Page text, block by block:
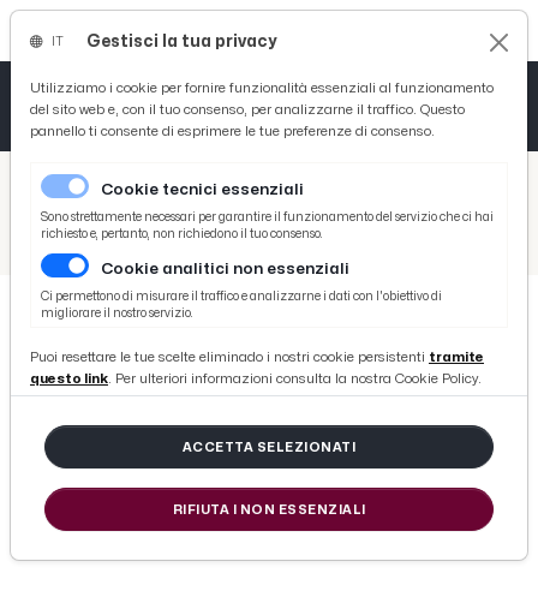
/ Picenotime
/ Ascoli Time
Ascoli Calcio, Eramo entra in diffida. Lombardi salterà la gara del “Del Duca” del 10 Luglio
Ascoli Calcio, Eramo entra in
diffida. Lombardi salterà la gara
del “Del Duca” del 10 Luglio
di Redazione Picenotime
Gestisci la tua privacy
Utilizziamo i cookie per fornire funzionalità essenziali al funzionamento
del sito web e, con il tuo consenso, per analizzarne il traffico. Questo
pannello ti consente di esprimere le tue preferenze di consenso.
Cookie tecnici essenziali
Sono strettamente necessari per garantire il funzionamento del servizio che ci hai
richiesto e, pertanto, non richiedono il tuo consenso.
Cookie analitici non essenziali
Ci permettono di misurare il traffico e analizzarne i dati con l'obiettivo di
migliorare il nostro servizio.
Puoi resettare le tue scelte eliminado i nostri cookie persistenti tramite
questo link. Per ulteriori informazioni consulta la nostra Cookie Policy.
ACCETTA SELEZIONATI
RIFIUTA I NON ESSENZIALI
Tutto News
Tutto Sport
Basket
Ciclismo
Tutto Curiosità